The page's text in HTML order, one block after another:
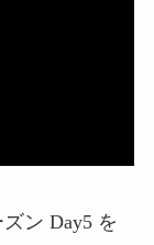
ン Day5 を